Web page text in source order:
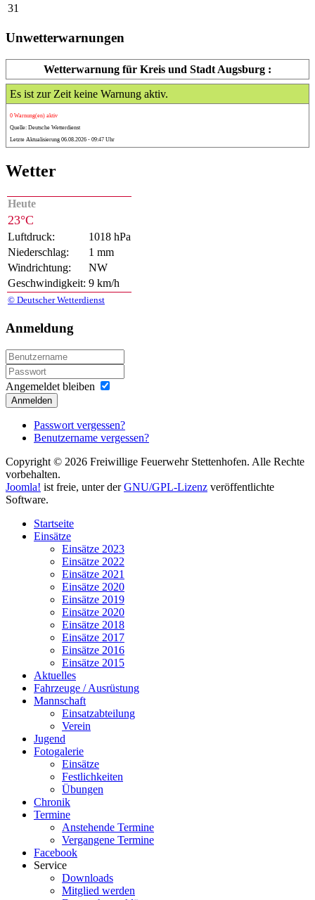
31
Unwetterwarnungen
Wetterwarnung für Kreis und Stadt Augsburg :
Es ist zur Zeit keine Warnung aktiv.
0 Warnung(en) aktiv
Quelle: Deutsche Wetterdienst
Letzte Aktualisierung 06.08.2026 - 09:47 Uhr
Wetter
Heute
23°C
Luftdruck:
1018 hPa
Niederschlag:
1 mm
Windrichtung:
NW
Geschwindigkeit: 9 km/h
© Deutscher Wetterdienst
Anmeldung
Angemeldet bleiben
Anmelden
Passwort vergessen?
Benutzername vergessen?
Copyright © 2026 Freiwillige Feuerwehr Stettenhofen. Alle Rechte
vorbehalten.
Joomla! ist freie, unter derGNU/GPL-Lizenz veröffentlichte
Software.
Startseite
Einsätze
Einsätze 2023
Einsätze 2022
Einsätze 2021
Einsätze 2020
Einsätze 2019
Einsätze 2020
Einsätze 2018
Einsätze 2017
Einsätze 2016
Einsätze 2015
Aktuelles
Fahrzeuge / Ausrüstung
Mannschaft
Einsatzabteilung
Verein
Jugend
Fotogalerie
Einsätze
Festlichkeiten
Übungen
Chronik
Termine
Anstehende Termine
Vergangene Termine
Facebook
Service
Downloads
Mitglied werden